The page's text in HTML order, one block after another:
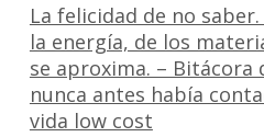
La felicidad de no
la energía, de los
se aproxima. – Bitácora
nunca antes había
vida low cost